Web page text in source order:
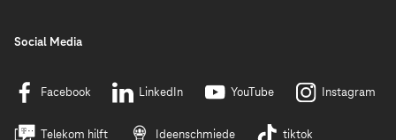
Social Media
Facebook LinkedIn YouTube Instagram
Telekom hilft Ideenschmiede tiktok